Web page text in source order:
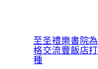
至圣禮樂書院
格交流豐飯店
種